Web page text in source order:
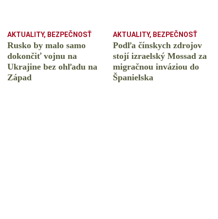
AKTUALITY, BEZPEČNOSŤ
Rusko by malo samo
dokončiť vojnu na
Ukrajine bez ohľadu na
Západ
AKTUALITY, BEZPEČNOSŤ
Podľa čínskych zdrojov
stojí izraelský Mossad za
migračnou inváziou do
Španielska